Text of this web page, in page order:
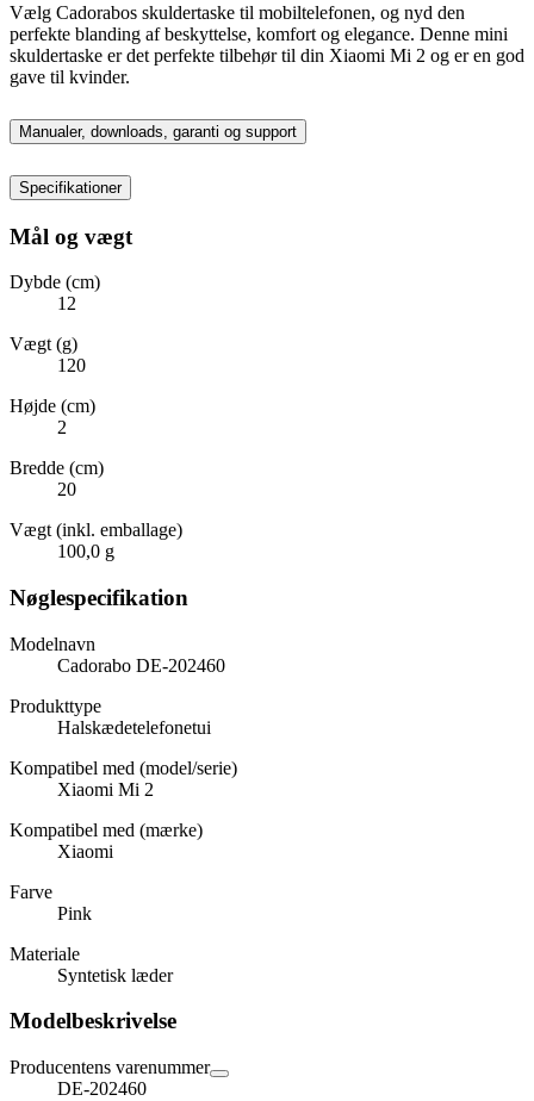
Vælg Cadorabos skuldertaske til mobiltelefonen, og nyd den
perfekte blanding af beskyttelse, komfort og elegance. Denne mini
skuldertaske er det perfekte tilbehør til din Xiaomi Mi 2 og er en god
gave til kvinder.
Manualer, downloads, garanti og support
Specifikationer
Mål og vægt
Dybde (cm)
12
Vægt (g)
120
Højde (cm)
2
Bredde (cm)
20
Vægt (inkl. emballage)
100,0 g
Nøglespecifikation
Modelnavn
Cadorabo DE-202460
Produkttype
Halskædetelefonetui
Kompatibel med (model/serie)
Xiaomi Mi 2
Kompatibel med (mærke)
Xiaomi
Farve
Pink
Materiale
Syntetisk læder
Modelbeskrivelse
Producentens varenummer
DE-202460